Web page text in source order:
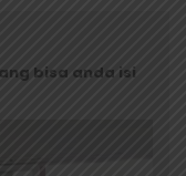
bisa anda isi